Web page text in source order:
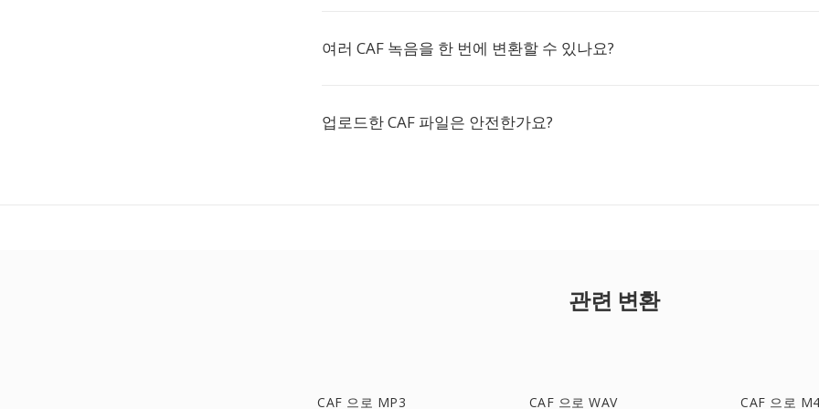
여러 CAF 녹음을 한 번에 변환할 수 있나요?
업로드한 CAF 파일은 안전한가요?
관련 변환
CAF 으로 MP3 CAF 으로 WAV CAF 으로